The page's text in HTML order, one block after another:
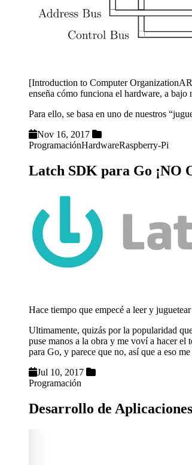
[Introduction to Computer
enseña cómo funciona el hardware, a
Para ello, se basa en uno de nuestros
Nov 16, 2017
ProgramaciónHardwareRaspberry-Pi
Latch SDK para Go ¡NO
Hace tiempo que empecé a leer y
Ultimamente, quizás por la popularidad
puse manos a la obra y me voví a hacer
para Go, y parece que no, así que a eso
Jul 10, 2017
Programación
Desarrollo de